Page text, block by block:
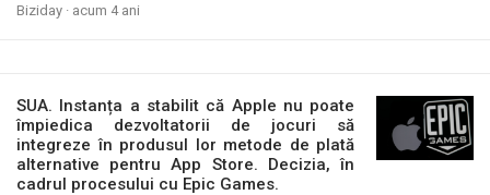
Biziday · acum 4 ani
SUA. Instanța a stabilit că Apple nu poate
împiedica dezvoltatorii de jocuri să
integreze în produsul lor metode de plată
alternative pentru App Store. Decizia, în
cadrul procesului cu Epic Games.